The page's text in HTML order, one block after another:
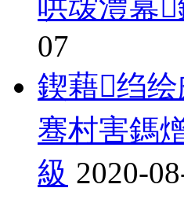
07
鍥藉绉
骞村害鎷
級 2020-